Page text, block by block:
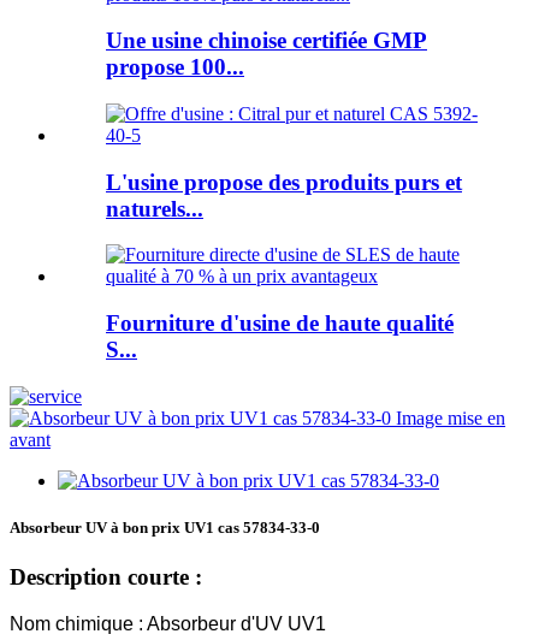
Une usine chinoise certifiée GMP
propose 100...
L'usine propose des produits purs et
naturels...
Fourniture d'usine de haute qualité
S...
Absorbeur UV à bon prix UV1 cas 57834-33-0
Description courte :
Nom chimique : Absorbeur d'UV UV1